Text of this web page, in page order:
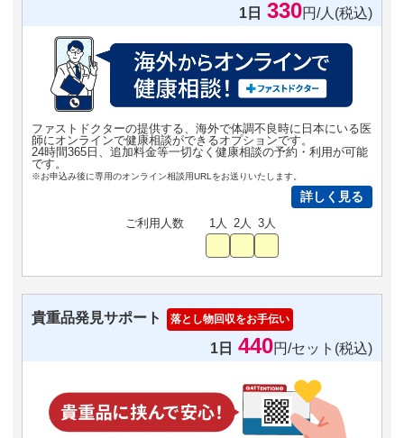
1日 330円/人(税込)
ファストドクターの提供する、海外で体調不良時に日本にいる医
師にオンラインで健康相談ができるオプションです。
24時間365日、追加料金等一切なく健康相談の予約・利用が可能
です。
※お申込み後に専用のオンライン相談用URLをお送りいたします。
詳しく見る
ご利用人数 1人 2人 3人
貴重品発見サポート 落とし物回収をお手伝い
1日 440円/セット(税込)